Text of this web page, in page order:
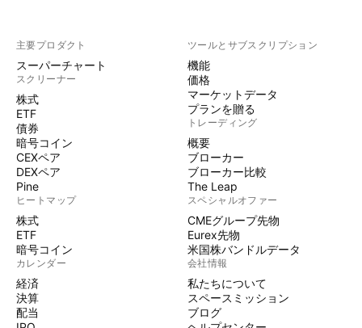
主要プロダクト
スーパーチャート
スクリーナー
株式
ETF
債券
暗号コイン
CEXペア
DEXペア
Pine
ヒートマップ
株式
ETF
暗号コイン
カレンダー
経済
決算
配当
ツールとサブスクリプション
機能
価格
マーケットデータ
プランを贈る
トレーディング
概要
ブローカー
ブローカー比較
The Leap
スペシャルオファー
CMEグループ先物
Eurex先物
米国株バンドルデータ
会社情報
私たちについて
スペースミッション
ブログ